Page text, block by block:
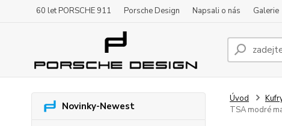
60 let PORSCHE 911 Porsche Design Napsali o nás Galerie
Novinky-Newest
Úvod
TSA modré